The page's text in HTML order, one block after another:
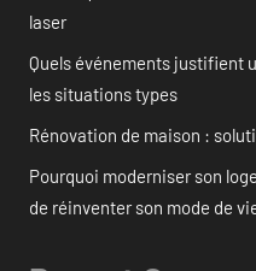
laser
Quels événements justifient
les situations types
Rénovation de maison :
Pourquoi moderniser son
de réinventer son mode de